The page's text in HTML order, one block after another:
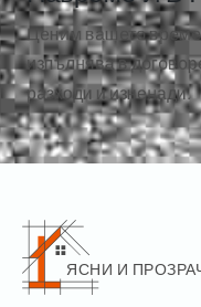
Ценим вашето време
изпълнява в
разходи и изненади.
ЯСНИ И